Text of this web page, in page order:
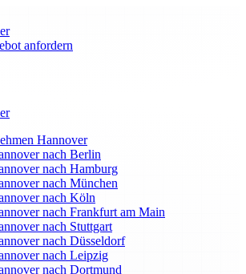
anfordern
Hannover
nach Berlin
nach Hamburg
nach München
nach Köln
nach Frankfurt am Main
nach Stuttgart
nach Düsseldorf
nach Leipzig
nach Dortmund